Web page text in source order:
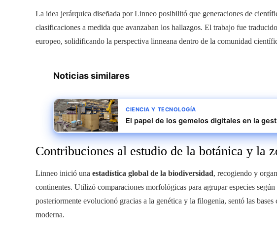
La idea jerárquica diseñada por Linneo posibilitó que generaciones de
clasificaciones a medida que avanzaban los hallazgos. El trabajo fue
europeo, solidificando la perspectiva linneana dentro de la comunidad
Noticias similares
CIENCIA Y TECNOLOGÍA
El papel de los gemelos digitales en la
Contribuciones al estudio de la botánica y la
Linneo inició una estadística global de la biodiversidad, recogiendo y
continentes. Utilizó comparaciones morfológicas para agrupar especies
posteriormente evolucionó gracias a la genética y la filogenia, sentó las
moderna.